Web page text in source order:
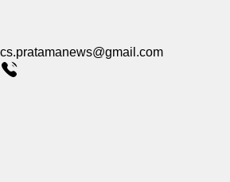
cs.pratamanews@gmail.com